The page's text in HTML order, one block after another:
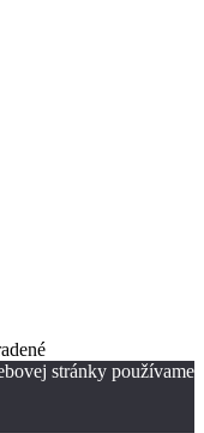
stránky používame